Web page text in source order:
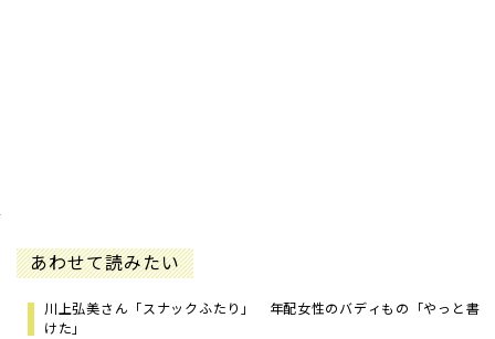
あわせて読みたい
川上弘美さん「スナックふたり」 年配女性のバディもの「やっと書
けた」